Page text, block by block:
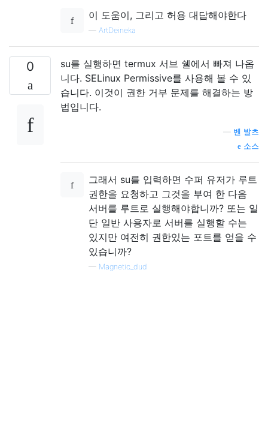
이 도움이, 그리고 허용 대답해야한다
— ArtDeineka
0
su를 실행하면 termux 서브 쉘에서 빠져 나옵
니다. SELinux Permissive를 사용해 볼 수 있
습니다. 이것이 권한 거부 문제를 해결하는 방
법입니다.
벤 발츠
소스
그래서 su를 입력하면 수퍼 유저가 루트
권한을 요청하고 그것을 부여 한 다음
서버를 루트로 실행해야합니까? 또는 일
단 일반 사용자로 서버를 실행할 수는
있지만 여전히 권한있는 포트를 얻을 수
있습니까?
— Magnetic_dud